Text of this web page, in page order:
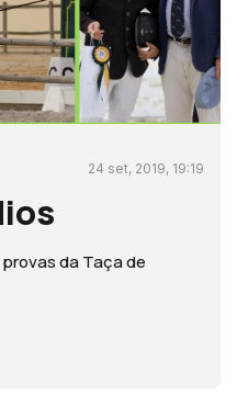
24 set, 2019, 19:19
da Taça de